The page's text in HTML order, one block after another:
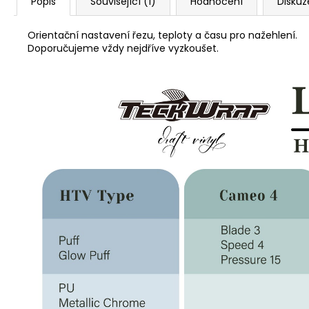
Orientační nastavení řezu, teploty a času pro nažehlení.
Doporučujeme vždy nejdříve vyzkoušet.